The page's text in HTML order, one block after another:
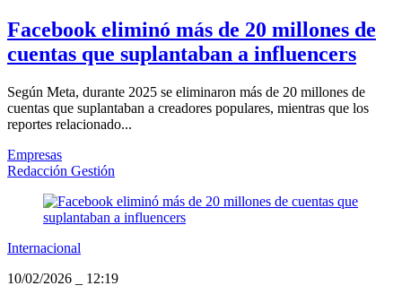
Facebook eliminó más de 20 millones de
cuentas que suplantaban a influencers
Según Meta, durante 2025 se eliminaron más de 20 millones de
cuentas que suplantaban a creadores populares, mientras que los
reportes relacionado...
Empresas
Redacción Gestión
Internacional
10/02/2026
12:19